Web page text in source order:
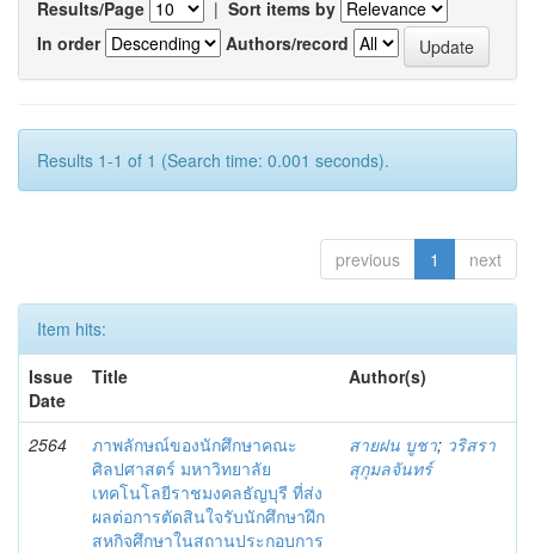
Results/Page | Sort items by
In order
Authors/record
Results 1-1 of 1 (Search time: 0.001 seconds).
previous 1 next
Item hits:
Issue
Date
Title Author(s)
2564
ภาพลักษณ์ของนักศึกษาคณะ
ศิลปศาสตร์ มหาวิทยาลัย
เทคโนโลยีราชมงคลธัญบุรี ที่ส่ง
ผลต่อการตัดสินใจรับนักศึกษาฝึก
สหกิจศึกษาในสถานประกอบการ
สายฝน บูชา; วริสรา
สุกุมลจันทร์